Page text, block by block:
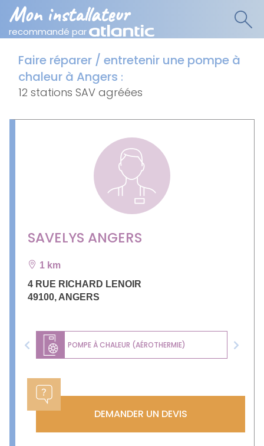
Mon installateur
recommandé par
Faire réparer / entretenir une pompe à
chaleur à Angers :
12 stations SAV agréées
SAVELYS ANGERS
1 km
4 RUE RICHARD LENOIR
49100, ANGERS
POMPE À CHALEUR (AÉROTHERMIE)
Previous Next
DEMANDER UN DEVIS